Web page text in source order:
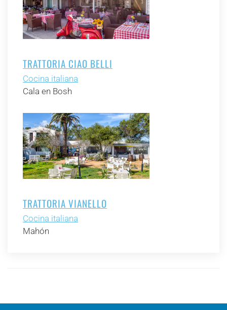
TRATTORIA CIAO BELLI
Cocina italiana
Cala en Bosh
TRATTORIA VIANELLO
Cocina italiana
Mahón